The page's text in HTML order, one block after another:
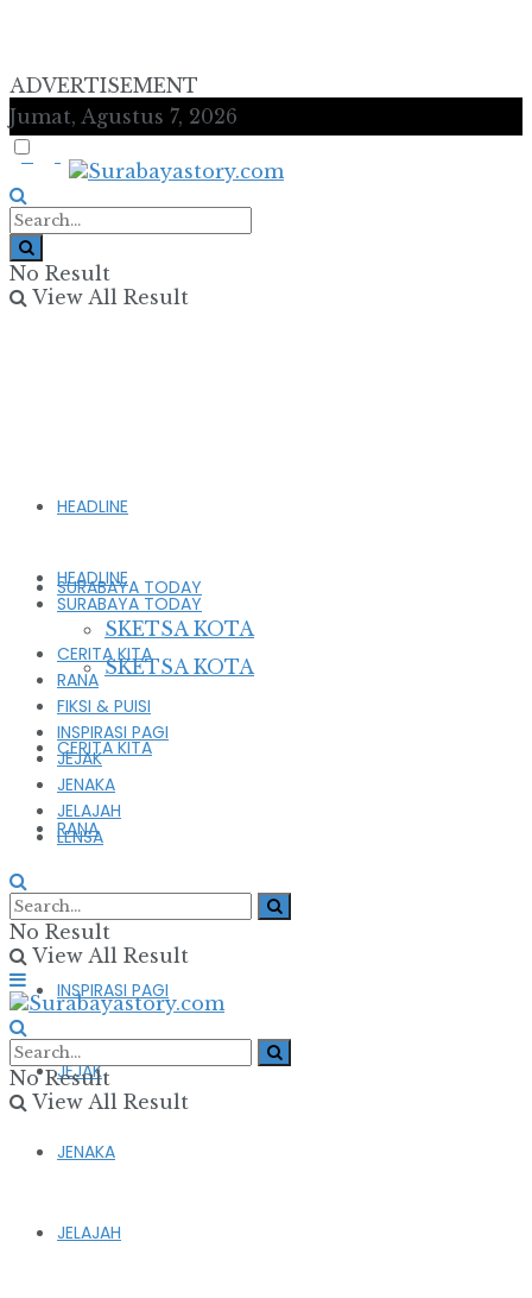
ADVERTISEMENT
Jumat, Agustus 7, 2026
No Result
View All Result
HEADLINE
SURABAYA TODAY
SKETSA KOTA
CERITA KITA
RANA
FIKSI & PUISI
INSPIRASI PAGI
JEJAK
JENAKA
JELAJAH
HEADLINE
SURABAYA TODAY
SKETSA KOTA
CERITA KITA
RANA
FIKSI & PUISI
INSPIRASI PAGI
JEJAK
JENAKA
JELAJAH
LENSA
No Result
View All Result
No Result
View All Result